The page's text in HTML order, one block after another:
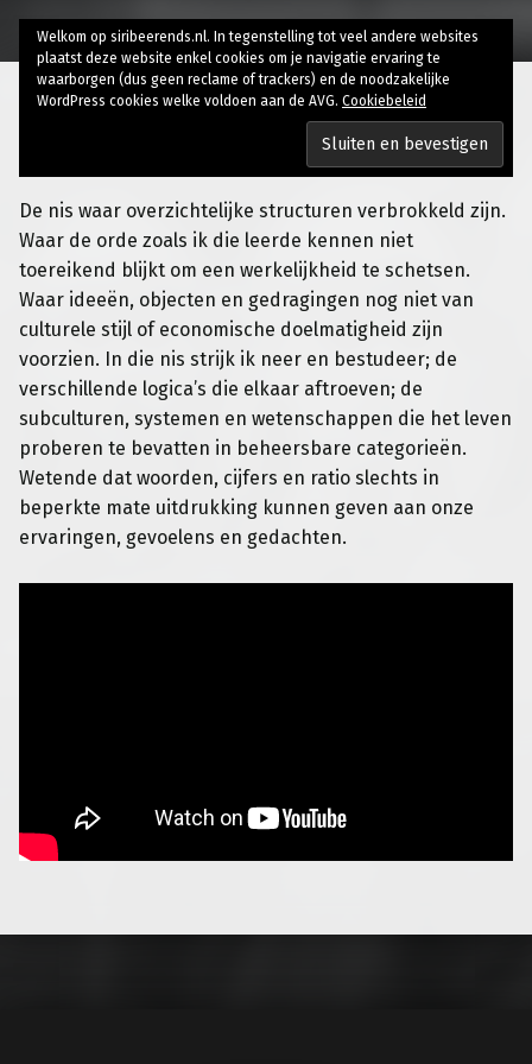
De nis waar overzichtelijke structuren verbrokkeld zijn.
Waar de orde zoals ik die leerde kennen niet
toereikend blijkt om een werkelijkheid te schetsen.
Waar ideeën, objecten en gedragingen nog niet van
culturele stijl of economische doelmatigheid zijn
voorzien. In die nis strijk ik neer en bestudeer; de
verschillende logica’s die elkaar aftroeven; de
subculturen, systemen en wetenschappen die het leven
proberen te bevatten in beheersbare categorieën.
Wetende dat woorden, cijfers en ratio slechts in
beperkte mate uitdrukking kunnen geven aan onze
ervaringen, gevoelens en gedachten.
Welkom op siribeerends.nl. In tegenstelling tot veel andere websites
plaatst deze website enkel cookies om je navigatie ervaring te
waarborgen (dus geen reclame of trackers) en de noodzakelijke
WordPress cookies welke voldoen aan de AVG. Cookiebeleid